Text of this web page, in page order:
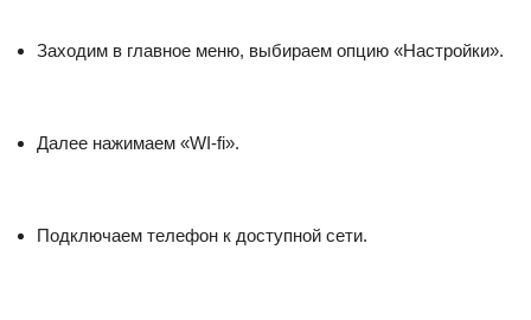
Заходим в главное меню, выбираем опцию «Настройки».
Далее нажимаем «WI-fi».
Подключаем телефон к доступной сети.